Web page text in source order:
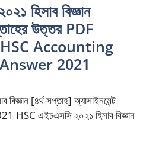
হিসাব বিজ্ঞান
উত্তর PDF
Accounting
2021
[৪র্থ সপ্তাহ] অ্যাসাইনমেন্ট
HSC এইচএসসি ২০২১ হিসাব বিজ্ঞান